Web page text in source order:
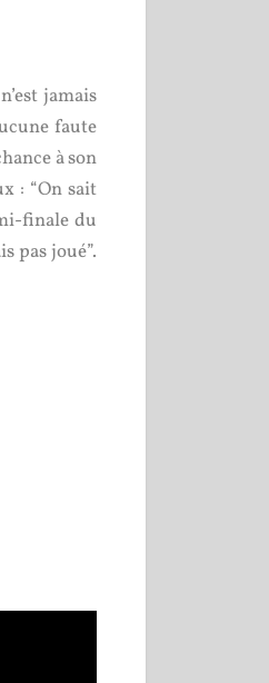
jamais
faute
à son
: “On sait
finale du
pas joué”.